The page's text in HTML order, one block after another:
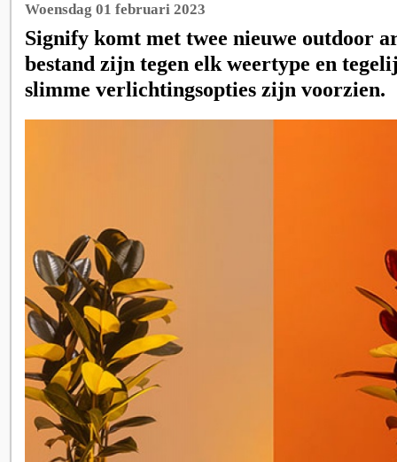
Woensdag 01 februari 2023
Signify komt met twee nieuwe outdoor
bestand zijn tegen elk weertype en
slimme verlichtingsopties zijn voorzien.